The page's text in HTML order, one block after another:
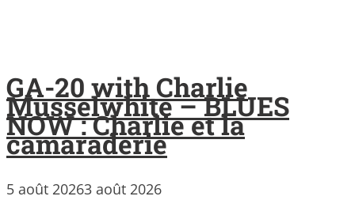
GA-20 with Charlie
Musselwhite – BLUES
NOW : Charlie et la
camaraderie
5 août 20263 août 2026